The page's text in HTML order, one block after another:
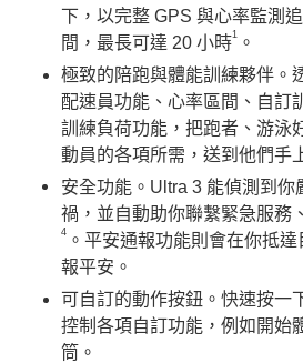
下，以完整 GPS 與心率監測
間，最長可達 20 小時1 。
極致的陪跑與體能訓練夥伴。
配速員功能、心率區間、自訂
訓練負荷功能，把跑者、游泳
動員的各項所需，送到他們手
安全功能。Ultra 3 能偵測到
禍，並自動助你聯繫緊急服務
4 。平安通報功能則會在你抵
報平安。
可自訂的動作按鈕。快速按一
控制各項自訂功能，例如開始
筒。